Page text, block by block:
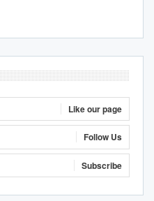
Like our page
Follow Us
Subscribe